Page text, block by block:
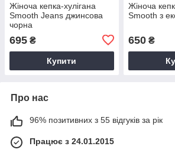
Жіноча кепка-хулігана
Smooth Jeans джинсова
чорна
695 ₴
Купити
Жіноча
Smooth з
650₴
Про нас
96% позитивних з 55 відгуків за рік
Працює з 24.01.2015